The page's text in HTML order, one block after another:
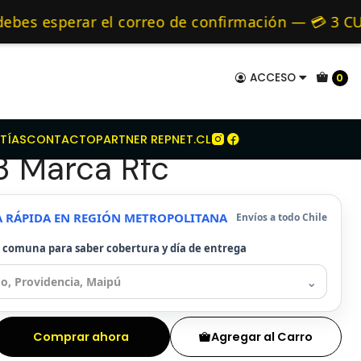
ACCESO 0
de confirmación — 💳 3 CUOTAS
CONTACTOPARTNER REPNET.CL
de 24 hrs hábiles.
Kit Embrague Para Chery S21 1.3 Marca Rfc
🚚 Envíos diariamente a
Para Chery
Marca Rfc
RÁPIDA EN REGIÓN METROPOLITANA Envíos a todo Chile
comuna para saber cobertura y día de entrega
⌄
Agregar al Carro
Comprar ahora